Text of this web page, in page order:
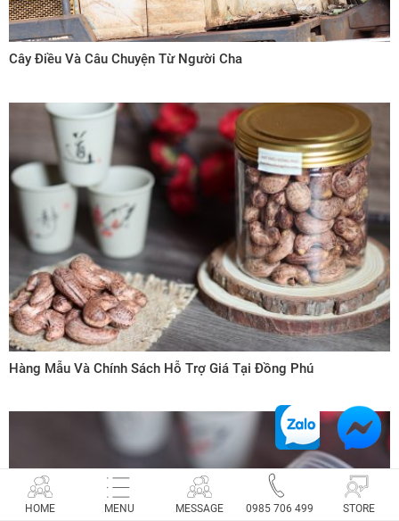
Cây Điều Và Câu Chuyện Từ Người Cha
Hàng Mẫu Và Chính Sách Hỗ Trợ Giá Tại Đồng Phú
HOME MENU MESSAGE 0985 706 499 STORE